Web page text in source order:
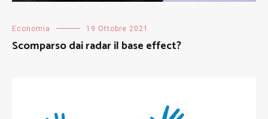
Economia 19 Ottobre 2021
Scomparso dai radar il base effect?